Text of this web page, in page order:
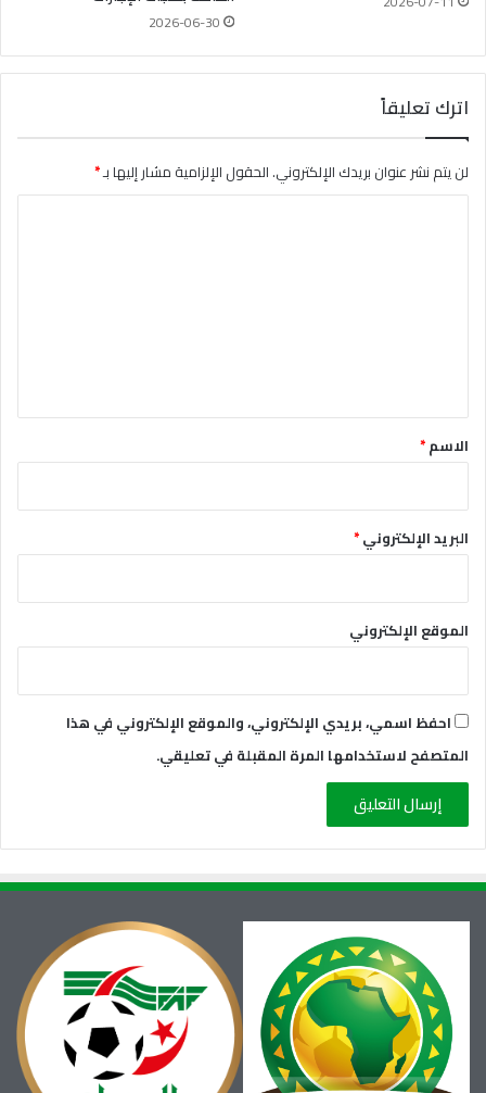
2026-06-30
اترك تعليقاً
لن يتم نشر عنوان بريدك الإلكتروني.الحقول الإلزامية مشار إليها بـ*
*الاسم*
البريد الإلكتروني*
الموقع الإلكتروني
احفظ اسمي، بريدي الإلكتروني، والموقع الإلكتروني في هذا
المتصفح لاستخدامها المرة المقبلة في تعليقي.